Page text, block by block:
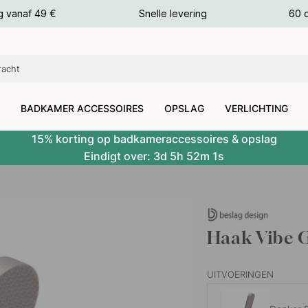
vanaf 49 € Snelle levering 60
BADKAMER ACCESSOIRES OPSLAG VERLICHTING
15% korting op badkameraccessoires & opslag
Eindigt over: 3d 5h 52m 0s
Haak Vibe
UITVOERINGEN